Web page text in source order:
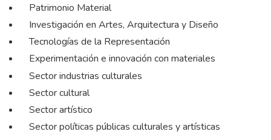
Patrimonio Material
Investigación en Artes, Arquitectura y Diseño
Tecnologías de la Representación
Experimentación e innovación con materiales
Sector industrias culturales
Sector cultural
Sector artístico
Sector políticas públicas culturales y artísticas